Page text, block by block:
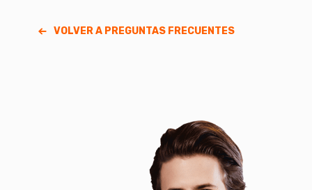
VOLVER A PREGUNTAS FRECUENTES